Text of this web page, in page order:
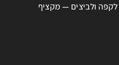
לקפה ולביצים — מקציף